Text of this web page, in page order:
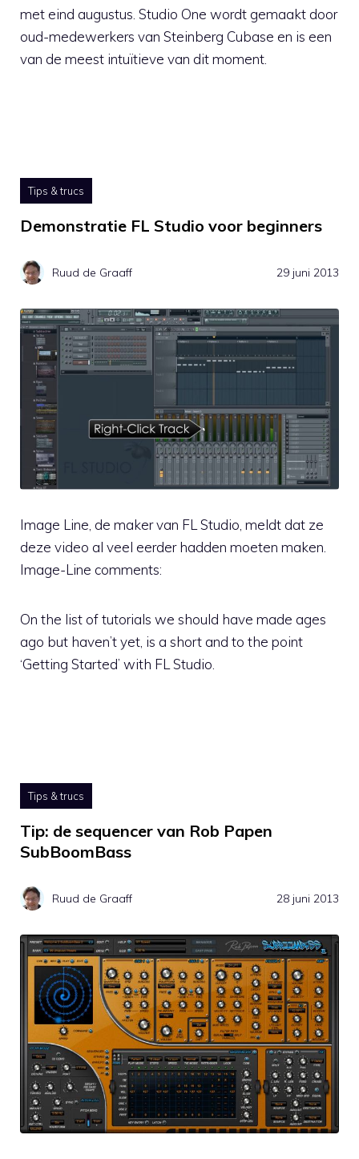
met eind augustus. Studio One wordt gemaakt door
oud-medewerkers van Steinberg Cubase en is een
van de meest intuïtieve van dit moment.
Tips & trucs
Demonstratie FL Studio voor beginners
Ruud de Graaff 29 juni 2013
Image Line, de maker van FL Studio, meldt dat ze
deze video al veel eerder hadden moeten maken.
Image-Line comments:
On the list of tutorials we should have made ages
ago but haven’t yet, is a short and to the point
‘Getting Started’ with FL Studio.
Tips & trucs
Tip: de sequencer van Rob Papen
SubBoomBass
Ruud de Graaff 28 juni 2013